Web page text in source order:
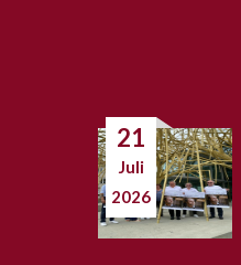
21
Juli
2026